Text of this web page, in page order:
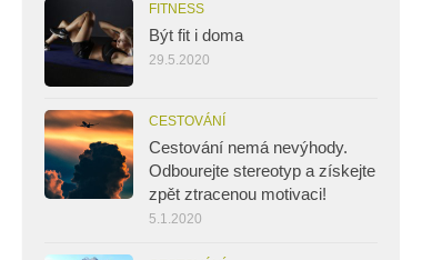
FITNESS
Být fit i doma
29.5.2020
CESTOVÁNÍ
Cestování nemá nevýhody.
Odbourejte stereotyp a získejte
zpět ztracenou motivaci!
5.1.2020